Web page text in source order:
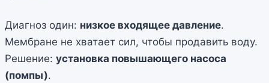
Диагноз один: низкое входящее давление.
Мембране не хватает сил, чтобы продавить воду.
Решение: установка повышающего насоса
(помпы).